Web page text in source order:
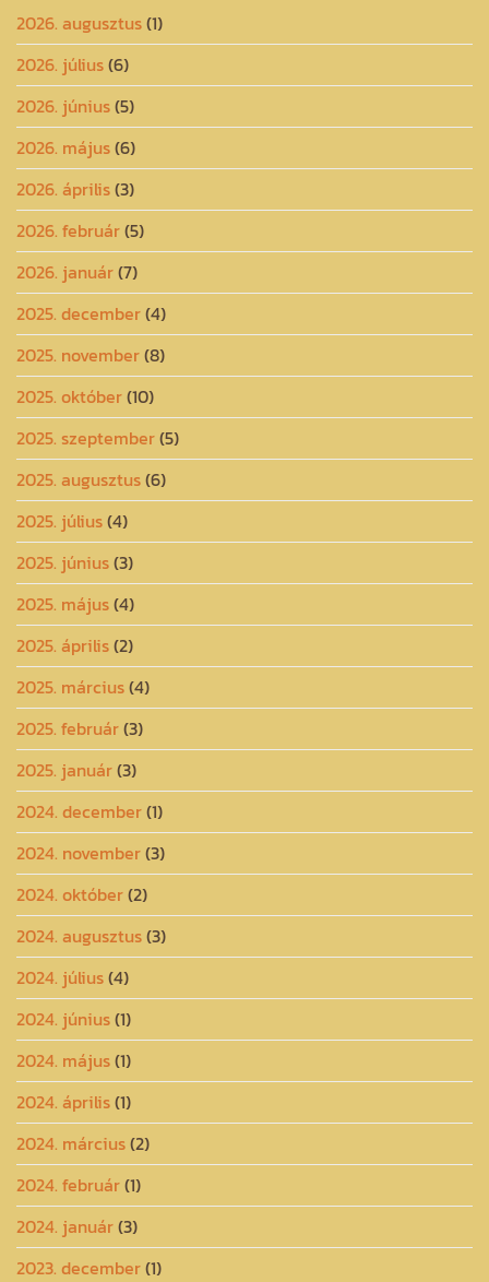
2026. augusztus(1)
2026. július(6)
2026. június(5)
2026. május(6)
2026. április(3)
2026. február(5)
2026. január(7)
2025. december(4)
2025. november(8)
2025. október(10)
2025. szeptember(5)
2025. augusztus(6)
2025. július(4)
2025. június(3)
2025. május(4)
2025. április(2)
2025. március(4)
2025. február(3)
2025. január(3)
2024. december(1)
2024. november(3)
2024. október(2)
2024. augusztus(3)
2024. július(4)
2024. június(1)
2024. május(1)
2024. április(1)
2024. március(2)
2024. február(1)
2024. január(3)
2023. december(1)